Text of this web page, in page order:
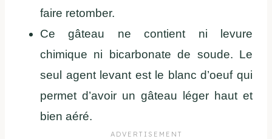
faire retomber.
Ce gâteau ne contient ni levure
chimique ni bicarbonate de soude. Le
seul agent levant est le blanc d’oeuf qui
permet d’avoir un gâteau léger haut et
bien aéré.